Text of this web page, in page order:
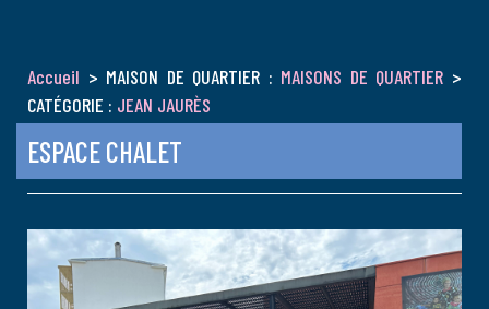
Accueil > MAISON DE QUARTIER : MAISONS DE QUARTIER >
CATÉGORIE : JEAN JAURÈS
ESPACE CHALET